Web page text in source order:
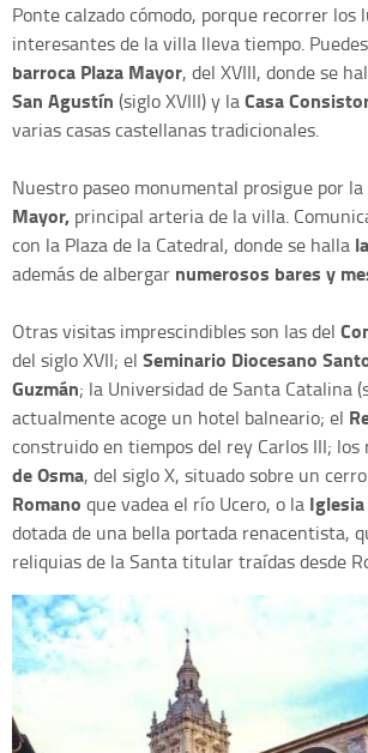
Ponte calzado cómodo, porque recorrer los
interesantes de la villa lleva tiempo.
barroca Plaza Mayor, del XVIII, donde se
San Agustín (siglo XVIII) y laCasa
varias casas castellanas tradicionales.
Nuestro paseo monumental prosigue por la
Mayor, principal arteria de la villa.
con la Plaza de la Catedral, donde se halla
además de albergar numerosos bares y
Otras visitas imprescindibles son las del
del siglo XVII; el Seminario Diocesano
Guzmán; la Universidad de Santa Catalina
actualmente acoge un hotel balneario; el
construido en tiempos del rey Carlos III; los
de Osma, del siglo X, situado sobre un
Romano que vadea el río Ucero, o la
dotada de una bella portada renacentista,
reliquias de la Santa titular traídas desde